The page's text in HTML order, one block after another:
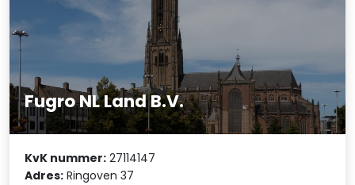
Fugro NL Land B.V.
KvK nummer: 27114147
Adres: Ringoven 37